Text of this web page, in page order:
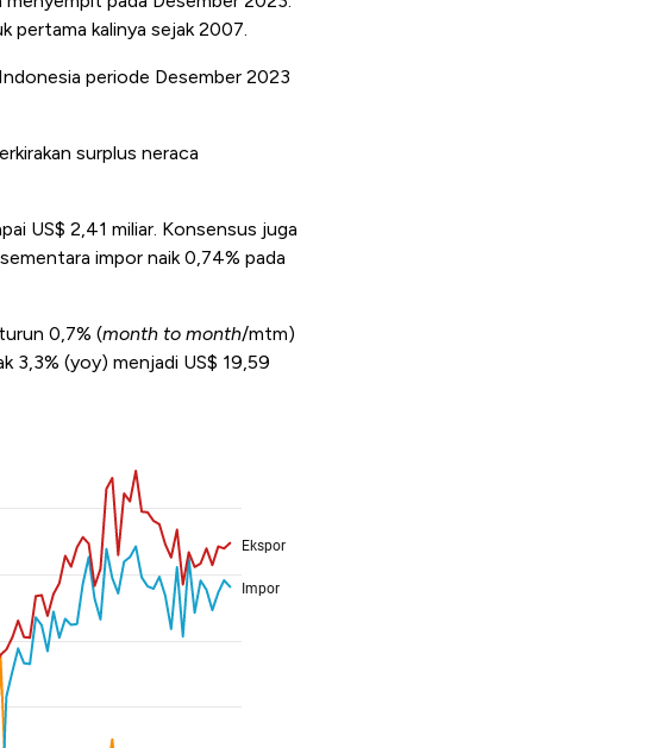
pertama kalinya sejak 2007.
periode Desember 2023
surplus neraca
US$ 2,41 miliar. Konsensus juga
impor naik 0,74% pada
0,7% (month to month/mtm)
3,3% (yoy) menjadi US$ 19,59